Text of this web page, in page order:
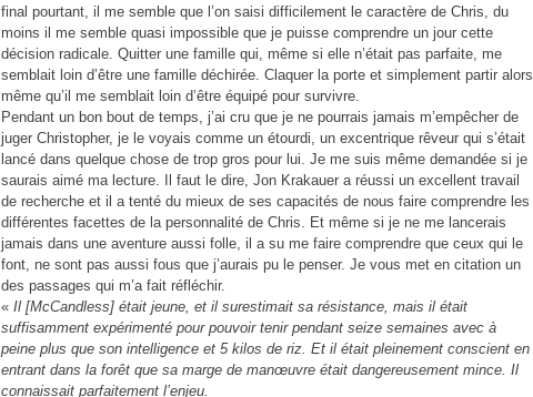
final pourtant, il me semble que l’on saisi difficilement le caractère de Chris, du
moins il me semble quasi impossible que je puisse comprendre un jour cette
décision radicale. Quitter une famille qui, même si elle n’était pas parfaite, me
semblait loin d’être une famille déchirée. Claquer la porte et simplement partir alors
même qu’il me semblait loin d’être équipé pour survivre.
Pendant un bon bout de temps, j’ai cru que je ne pourrais jamais m’empêcher de
juger Christopher, je le voyais comme un étourdi, un excentrique rêveur qui s’était
lancé dans quelque chose de trop gros pour lui. Je me suis même demandée si je
saurais aimé ma lecture. Il faut le dire, Jon Krakauer a réussi un excellent travail
de recherche et il a tenté du mieux de ses capacités de nous faire comprendre les
différentes facettes de la personnalité de Chris. Et même si je ne me lancerais
jamais dans une aventure aussi folle, il a su me faire comprendre que ceux qui le
font, ne sont pas aussi fous que j’aurais pu le penser. Je vous met en citation un
des passages qui m’a fait réfléchir.
« Il [McCandless] était jeune, et il surestimait sa résistance, mais il était
suffisamment expérimenté pour pouvoir tenir pendant seize semaines avec à
peine plus que son intelligence et 5 kilos de riz. Et il était pleinement conscient en
entrant dans la forêt que sa marge de manœuvre était dangereusement mince. Il
connaissait parfaitement l’enjeu.